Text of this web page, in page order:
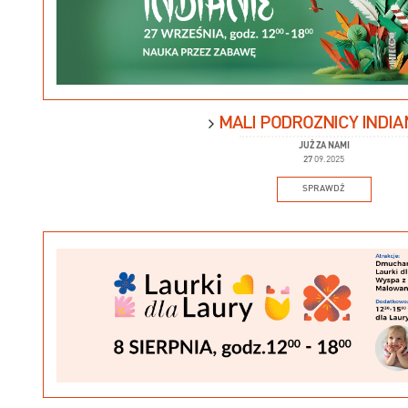
MALI PODRÓŻNICY
JUŻ ZA NAMI
27 09.2025
SPRAWDŹ